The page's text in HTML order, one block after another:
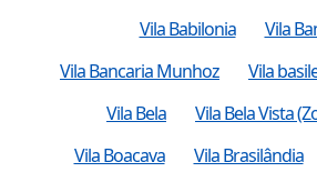
Vila Babilonia
Vila
Vila Bancaria Munhoz
Vila
Vila Bela
Vila Bela Vista
Vila Boacava
Vila Brasilândia